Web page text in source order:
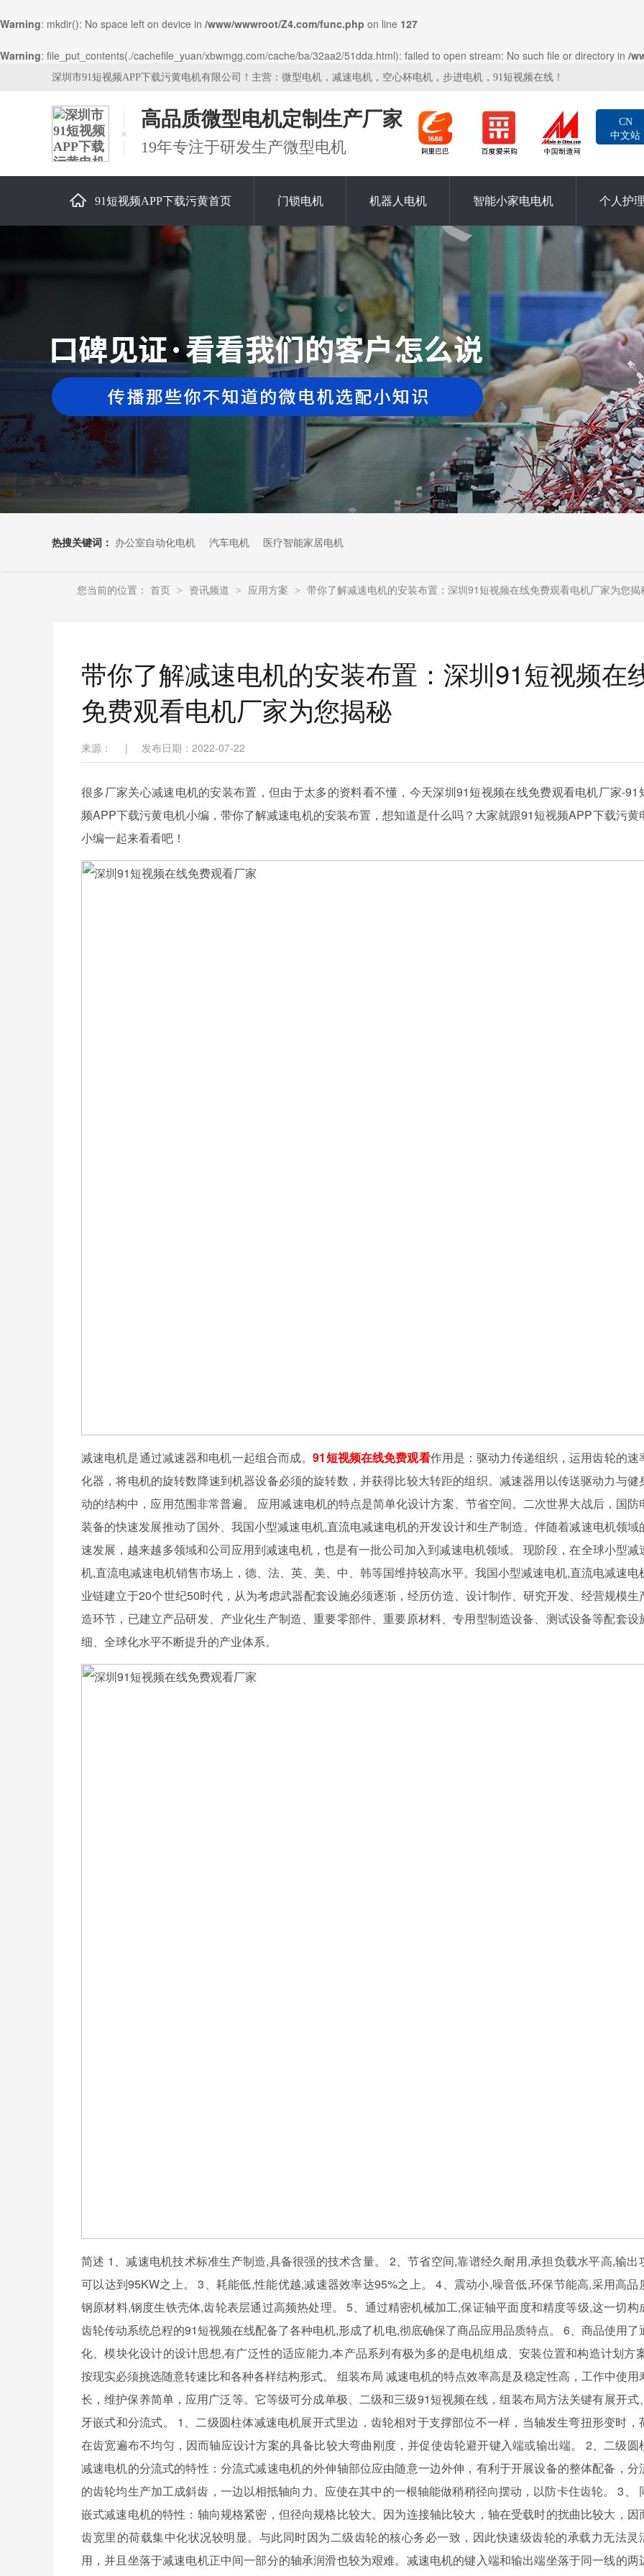
Warning: mkdir(): No space left on device in /www/wwwroot/Z4.com/func.php on line 127
Warning: file_put_contents(./cachefile_yuan/xbwmgg.com/cache/ba/32aa2/51dda.html): failed to open stream: No such file or directory in /
深圳市91短视频APP下载污黄电机有限公司！主营：微型电机，减速电机，空心杯电机，步进电机，91短视频在线！
高品质微型电机定制生产厂家
19年专注于研发生产微型电机
CN
中文站
91短视频APP下载污黄首页 门锁电机 机器人电机 智能小家电电机 个人护
关于91短视频APP下载污黄
热搜关键词： 办公室自动化电机 汽车电机 医疗智能家居电机
您当前的位置： 首页 > 资讯频道 > 应用方案 > 带你了解减速电机的安装布置：深圳91短视频在线免费观看电机厂家为您揭
带你了解减速电机的安装布置：深圳91短视频在
免费观看电机厂家为您揭秘
来源： | 发布日期：2022-07-22
很多厂家关心减速电机的安装布置，但由于太多的资料看不懂，今天深圳91短视频在线免费观看电机厂家-91
频APP下载污黄电机小编，带你了解减速电机的安装布置，想知道是什么吗？大家就跟91短视频APP下载污黄
小编一起来看看吧！
减速电机是通过减速器和电机一起组合而成。91短视频在线免费观看作用是：驱动力传递组织，运用齿轮的速
化器，将电机的旋转数降速到机器设备必须的旋转数，并获得比较大转距的组织。减速器用以传送驱动力与健
动的结构中，应用范围非常普遍。 应用减速电机的特点是简单化设计方案、节省空间。二次世界大战后，国防
装备的快速发展推动了国外、我国小型减速电机,直流电减速电机的开发设计和生产制造。伴随着减速电机领域
速发展，越来越多领域和公司应用到减速电机，也是有一批公司加入到减速电机领域。 现阶段，在全球小型减
机,直流电减速电机销售市场上，德、法、英、美、中、韩等国维持较高水平。我国小型减速电机,直流电减速电
业链建立于20个世纪50时代，从为考虑武器配套设施必须逐渐，经历仿造、设计制作、研究开发、经营规模生
造环节，已建立产品研发、产业化生产制造、重要零部件、重要原材料、专用型制造设备、测试设备等配套设
细、全球化水平不断提升的产业体系。
简述 1、减速电机技术标准生产制造,具备很强的技术含量。 2、节省空间,靠谱经久耐用,承担负载水平高,输出
可以达到95KW之上。 3、耗能低,性能优越,减速器效率达95%之上。 4、震动小,噪音低,环保节能高,采用高品
钢原材料,钢度生铁壳体,齿轮表层通过高频热处理。 5、通过精密机械加工,保证轴平面度和精度等级,这一切构
齿轮传动系统总程的91短视频在线配备了各种电机,形成了机电,彻底确保了商品应用品质特点。 6、商品使用了
化、模块化设计的设计思想,有广泛性的适应能力,本产品系列有极为多的是电机组成、安装位置和构造计划方
按现实必须挑选随意转速比和各种各样结构形式。 组装布局 减速电机的特点效率高是及稳定性高，工作中使用
长，维护保养简单，应用广泛等。它等级可分成单极、二级和三级91短视频在线，组装布局方法关键有展开式
牙嵌式和分流式。 1、二级圆柱体减速电机展开式里边，齿轮相对于支撑部位不一样，当轴发生弯扭形变时，
在齿宽遍布不均匀，因而轴应设计方案的具备比较大弯曲刚度，并促使齿轮避开键入端或输出端。 2、二级圆
减速电机的分流式的特性：分流式减速电机的外伸轴部位应由随意一边外伸，有利于开展设备的整体配备，分
的齿轮均生产加工成斜齿，一边以相抵轴向力。应使在其中的一根轴能做稍稍径向摆动，以防卡住齿轮。 3、
嵌式减速电机的特性：轴向规格紧密，但径向规格比较大。因为连接轴比较大，轴在受载时的扰曲比较大，因
齿宽里的荷载集中化状况较明显。与此同时因为二级齿轮的核心务必一致，因此快速级齿轮的承载力无法灵
用，并且坐落于减速电机正中间一部分的轴承润滑也较为艰难。减速电机的键入端和输出端坐落于同一线的两